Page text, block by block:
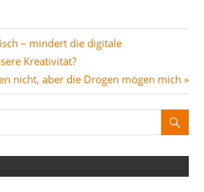
– mindert die digitale
Kreativität?
nicht, aber die Drogen mögen mich